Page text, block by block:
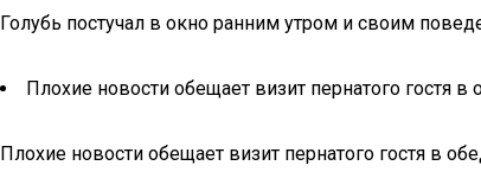
Голубь постучал в окно ранним утром и своим
Плохие новости обещает визит пернатого гостя
Плохие новости обещает визит пернатого гостя в